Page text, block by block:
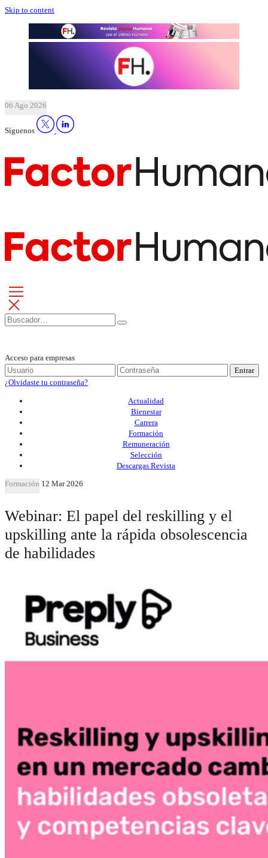
Skip to content
06 Ago 2026
Síguenos
Acceso para empresas
Entrar
¿Olvidaste tu contraseña?
Actualidad
Bienestar
Carrera
Formación
Remuneración
Selección
Descargas Revista
Formación 12 Mar 2026
Webinar: El papel del reskilling y el
upskilling ante la rápida obsolescencia
de habilidades